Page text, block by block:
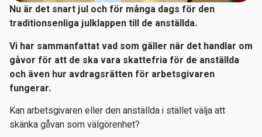
Nu är det snart jul och för många dags för den
traditionsenliga julklappen till de anställda.
Vi har sammanfattat vad som gäller när det handlar om
gåvor för att de ska vara skattefria för de anställda
och även hur avdragsrätten för arbetsgivaren
fungerar.
Kan arbetsgivaren eller den anställda i stället välja att
skänka gåvan som välgörenhet?